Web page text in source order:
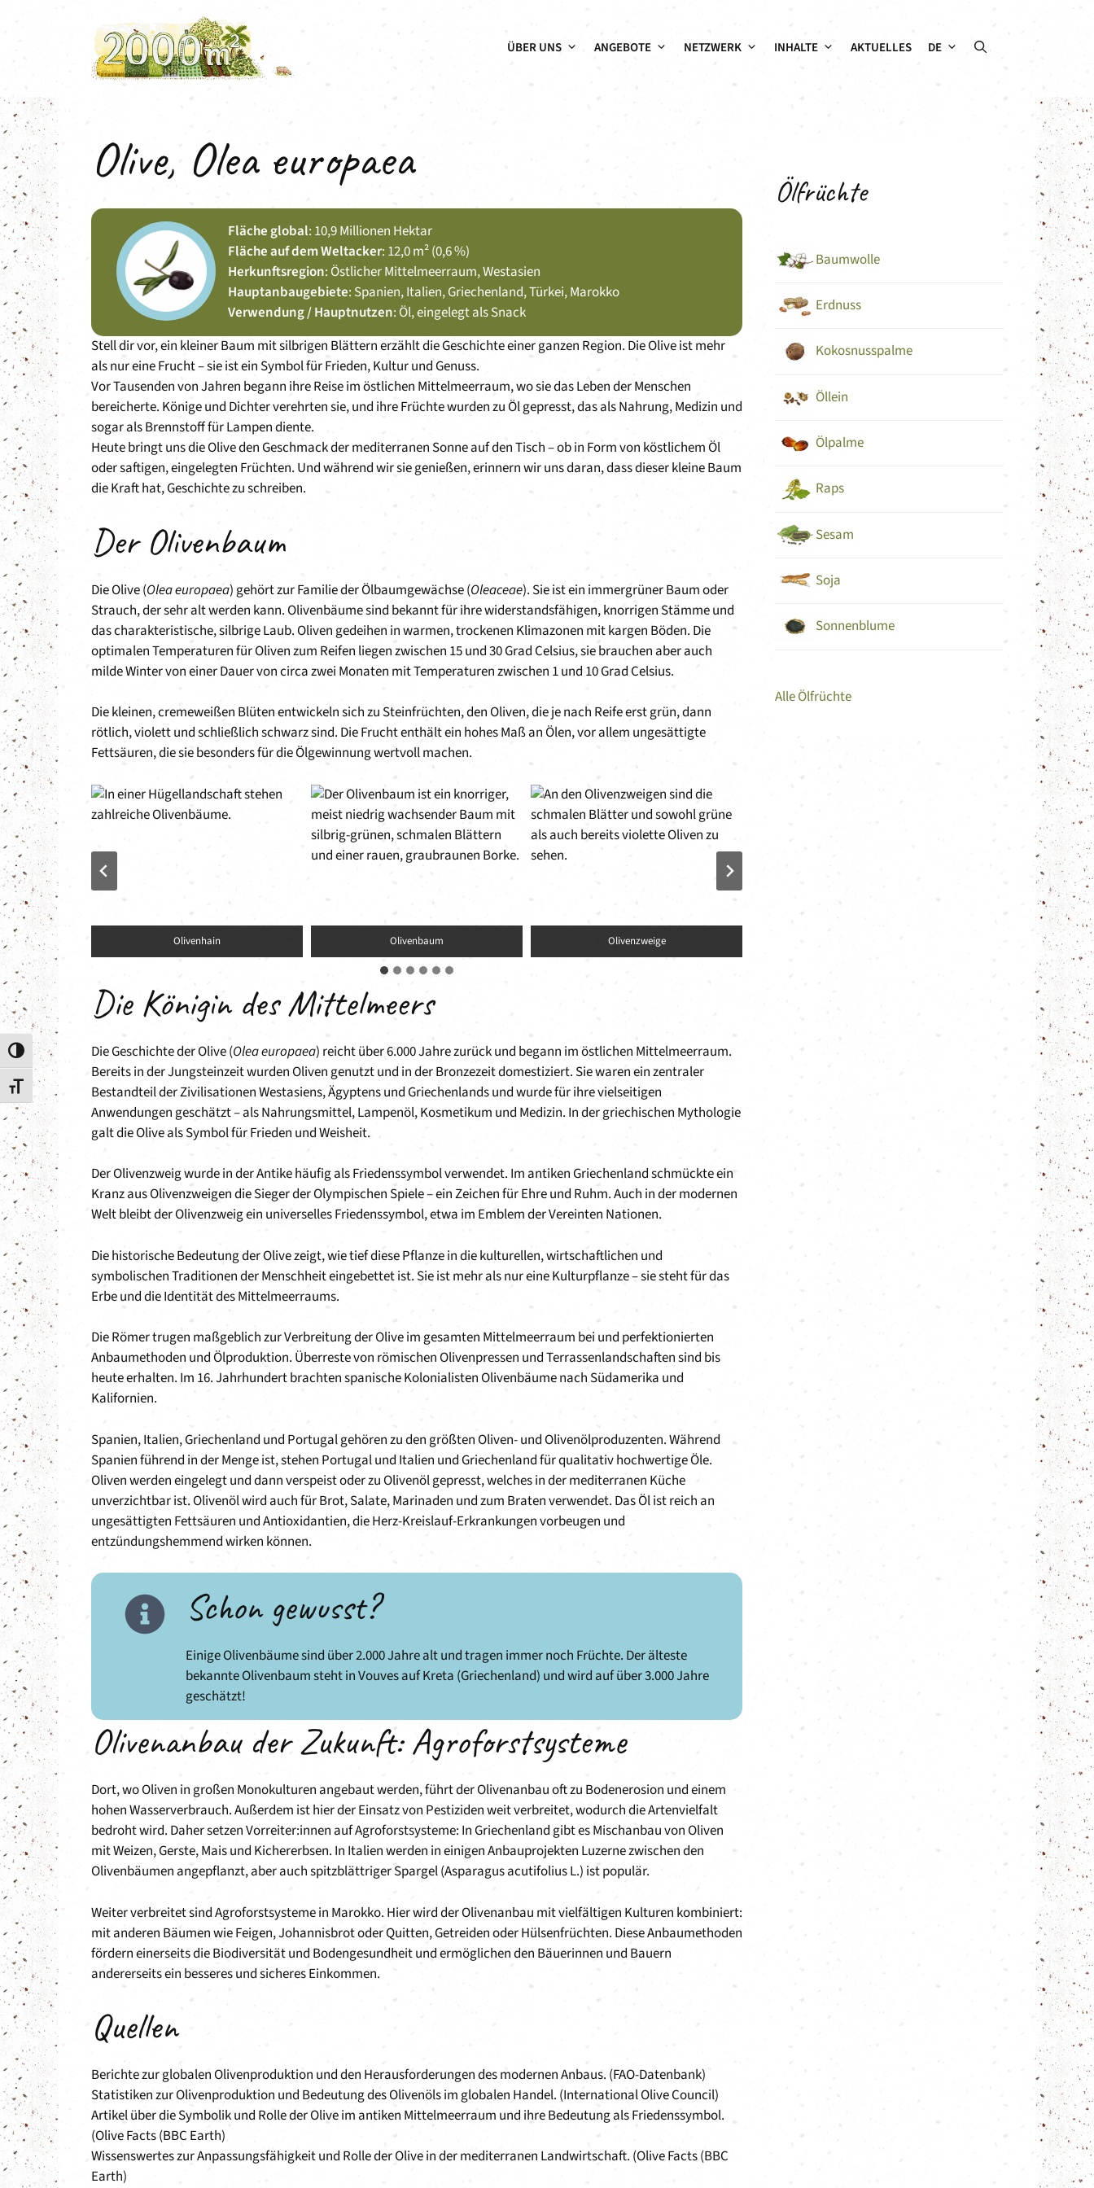
Umschalten auf hohe Kontraste
Schrift vergrößern
ÜBER UNS ANGEBOTE NETZWERK INHALTE AKTUELLES DE
Olive, Olea europaea
Fläche global: 10,9 Millionen Hektar
Fläche auf dem Weltacker: 12,0 m² (0,6 %)
Herkunftsregion: Östlicher Mittelmeerraum, Westasien
Hauptanbaugebiete: Spanien, Italien, Griechenland, Türkei, Marokko
Verwendung / Hauptnutzen: Öl, eingelegt als Snack
Stell dir vor, ein kleiner Baum mit silbrigen Blättern erzählt die Geschichte einer ganzen Region. Die Olive ist mehr
als nur eine Frucht – sie ist ein Symbol für Frieden, Kultur und Genuss.
Vor Tausenden von Jahren begann ihre Reise im östlichen Mittelmeerraum, wo sie das Leben der Menschen
bereicherte. Könige und Dichter verehrten sie, und ihre Früchte wurden zu Öl gepresst, das als Nahrung, Medizin und
sogar als Brennstoff für Lampen diente.
Heute bringt uns die Olive den Geschmack der mediterranen Sonne auf den Tisch – ob in Form von köstlichem Öl
oder saftigen, eingelegten Früchten. Und während wir sie genießen, erinnern wir uns daran, dass dieser kleine Baum
die Kraft hat, Geschichte zu schreiben.
Der Olivenbaum
Die Olive (Olea europaea) gehört zur Familie der Ölbaumgewächse (Oleaceae). Sie ist ein immergrüner Baum oder
Strauch, der sehr alt werden kann. Olivenbäume sind bekannt für ihre widerstandsfähigen, knorrigen Stämme und
das charakteristische, silbrige Laub. Oliven gedeihen in warmen, trockenen Klimazonen mit kargen Böden. Die
optimalen Temperaturen für Oliven zum Reifen liegen zwischen 15 und 30 Grad Celsius, sie brauchen aber auch
milde Winter von einer Dauer von circa zwei Monaten mit Temperaturen zwischen 1 und 10 Grad Celsius.
Die kleinen, cremeweißen Blüten entwickeln sich zu Steinfrüchten, den Oliven, die je nach Reife erst grün, dann
rötlich, violett und schließlich schwarz sind. Die Frucht enthält ein hohes Maß an Ölen, vor allem ungesättigte
Fettsäuren, die sie besonders für die Ölgewinnung wertvoll machen.
Olivenhain Olivenbaum Olivenzweige Frische
Die Königin des Mittelmeers
Die Geschichte der Olive (Olea europaea) reicht über 6.000 Jahre zurück und begann im östlichen Mittelmeerraum.
Bereits in der Jungsteinzeit wurden Oliven genutzt und in der Bronzezeit domestiziert. Sie waren ein zentraler
Bestandteil der Zivilisationen Westasiens, Ägyptens und Griechenlands und wurde für ihre vielseitigen
Anwendungen geschätzt – als Nahrungsmittel, Lampenöl, Kosmetikum und Medizin. In der griechischen Mythologie
galt die Olive als Symbol für Frieden und Weisheit.
Der Olivenzweig wurde in der Antike häufig als Friedenssymbol verwendet. Im antiken Griechenland schmückte ein
Kranz aus Olivenzweigen die Sieger der Olympischen Spiele – ein Zeichen für Ehre und Ruhm. Auch in der modernen
Welt bleibt der Olivenzweig ein universelles Friedenssymbol, etwa im Emblem der Vereinten Nationen.
Die historische Bedeutung der Olive zeigt, wie tief diese Pflanze in die kulturellen, wirtschaftlichen und
symbolischen Traditionen der Menschheit eingebettet ist. Sie ist mehr als nur eine Kulturpflanze – sie steht für das
Erbe und die Identität des Mittelmeerraums.
Die Römer trugen maßgeblich zur Verbreitung der Olive im gesamten Mittelmeerraum bei und perfektionierten
Anbaumethoden und Ölproduktion. Überreste von römischen Olivenpressen und Terrassenlandschaften sind bis
heute erhalten. Im 16. Jahrhundert brachten spanische Kolonialisten Olivenbäume nach Südamerika und
Kalifornien.
Spanien, Italien, Griechenland und Portugal gehören zu den größten Oliven- und Olivenölproduzenten. Während
Spanien führend in der Menge ist, stehen Portugal und Italien und Griechenland für qualitativ hochwertige Öle.
Oliven werden eingelegt und dann verspeist oder zu Olivenöl gepresst, welches in der mediterranen Küche
unverzichtbar ist. Olivenöl wird auch für Brot, Salate, Marinaden und zum Braten verwendet. Das Öl ist reich an
ungesättigten Fettsäuren und Antioxidantien, die Herz-Kreislauf-Erkrankungen vorbeugen und
entzündungshemmend wirken können.
Schon gewusst?
Einige Olivenbäume sind über 2.000 Jahre alt und tragen immer noch Früchte. Der älteste
bekannte Olivenbaum steht in Vouves auf Kreta (Griechenland) und wird auf über 3.000 Jahre
geschätzt!
Olivenanbau der Zukunft: Agroforstsysteme
Dort, wo Oliven in großen Monokulturen angebaut werden, führt der Olivenanbau oft zu Bodenerosion und einem
hohen Wasserverbrauch. Außerdem ist hier der Einsatz von Pestiziden weit verbreitet, wodurch die Artenvielfalt
bedroht wird. Daher setzen Vorreiter:innen auf Agroforstsysteme: In Griechenland gibt es Mischanbau von Oliven
mit Weizen, Gerste, Mais und Kichererbsen. In Italien werden in einigen Anbauprojekten Luzerne zwischen den
Olivenbäumen angepflanzt, aber auch spitzblättriger Spargel (Asparagus acutifolius L.) ist populär.
Weiter verbreitet sind Agroforstsysteme in Marokko. Hier wird der Olivenanbau mit vielfältigen Kulturen kombiniert:
mit anderen Bäumen wie Feigen, Johannisbrot oder Quitten, Getreiden oder Hülsenfrüchten. Diese Anbaumethoden
fördern einerseits die Biodiversität und Bodengesundheit und ermöglichen den Bäuerinnen und Bauern
andererseits ein besseres und sicheres Einkommen.
Quellen
Berichte zur globalen Olivenproduktion und den Herausforderungen des modernen Anbaus. (FAO-Datenbank)
Statistiken zur Olivenproduktion und Bedeutung des Olivenöls im globalen Handel. (International Olive Council)
Artikel über die Symbolik und Rolle der Olive im antiken Mittelmeerraum und ihre Bedeutung als Friedenssymbol.
(Olive Facts (BBC Earth)
Wissenswertes zur Anpassungsfähigkeit und Rolle der Olive in der mediterranen Landwirtschaft. (Olive Facts (BBC
Earth)
Ölfrüchte
Baumwolle
Erdnuss
Kokosnusspalme
Öllein
Ölpalme
Raps
Sesam
Soja
Sonnenblume
Alle Ölfrüchte